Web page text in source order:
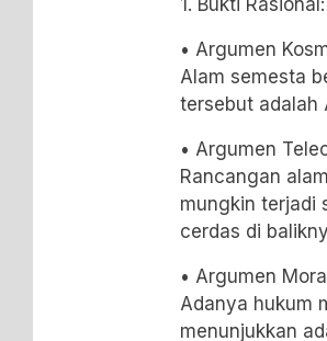
• Argumen
Alam semesta
tersebut adalah
• Argumen
Rancangan
mungkin terjadi
cerdas di
• Argumen
Adanya hukum
menunjukkan